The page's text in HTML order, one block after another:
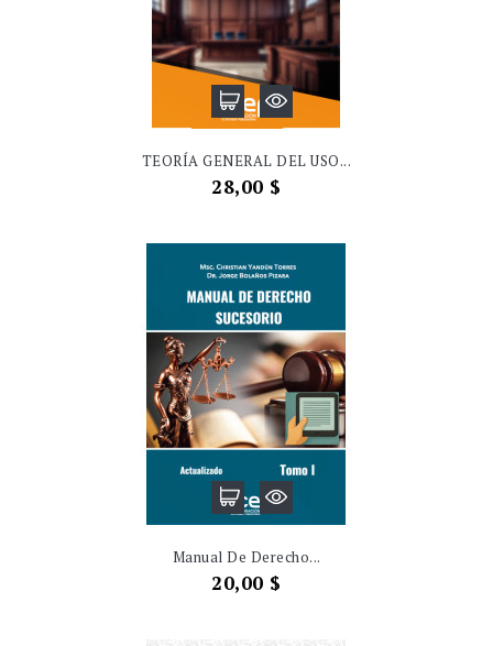
TEORÍA GENERAL DEL USO...
Precio
28,00 $
Manual De Derecho...
Precio
20,00 $